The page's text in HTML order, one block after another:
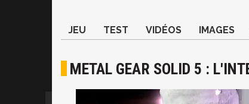
JEU TEST VIDÉOS IMAGES
METAL GEAR SOLID 5 :